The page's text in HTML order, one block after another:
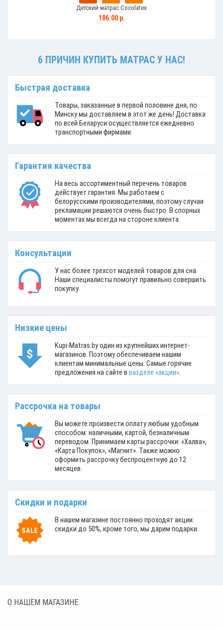
Детский матрас Cocolatex
186.00 р.
6 ПРИЧИН КУПИТЬ МАТРАС У НАС!
Быстрая доставка
Товары, заказанные в первой половине дня, по
Минску мы доставляем в этот же день! Доставка
по всей Беларуси осуществляется ежедневно
транспортными фирмами.
Гарантия качества
На весь ассортиментный перечень товаров
действует гарантия. Мы работаем с
белорусскими производителями, поэтому случаи
рекламации решаются очень быстро. В спорных
моментах мы всегда на стороне клиента.
Консультации
У нас более трехсот моделей товаров для сна.
Наши специалисты помогут правильно совершить
покупку.
Низкие цены
Kupi-Matras.by один из крупнейших интернет-
магазинов. Поэтому обеспечиваем нашим
клиентам минимальные цены. Самые горячие
предложения на сайте в разделе «акции».
Рассрочка на товары
Вы можете произвести оплату любым удобным
способом: наличными, картой, безналичным
переводом. Принимаем карты рассрочки: «Халва»,
«Карта Покупок», «Магнит». Также можно
оформить рассрочку беспроцентную до 12
месяцев.
Скидки и подарки
В нашем магазине постоянно проходят акции:
скидки до 50%, кроме того, мы дарим подарки.
О НАШЕМ МАГАЗИНЕ